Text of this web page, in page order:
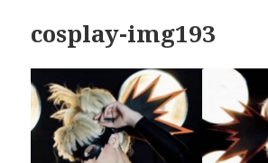
cosplay-img193